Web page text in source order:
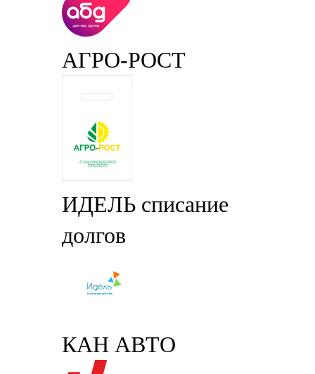
АГРО-РОСТ
ИДЕЛЬ списание
долгов
КАН АВТО